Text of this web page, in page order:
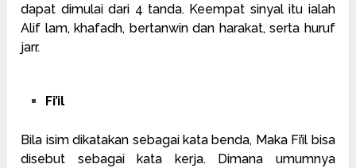
dapat dimulai dari 4 tanda. Keempat sinyal itu ialah
Alif lam, khafadh, bertanwin dan harakat, serta huruf
jarr.
Fi’il
Bila isimdikatakan sebagai kata benda, Maka Fi’il bisa
disebut sebagai kata kerja. Dimana umumnya